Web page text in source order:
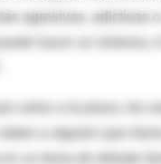
agresivas, adictivas
hacer un síntoma.
a alguien que